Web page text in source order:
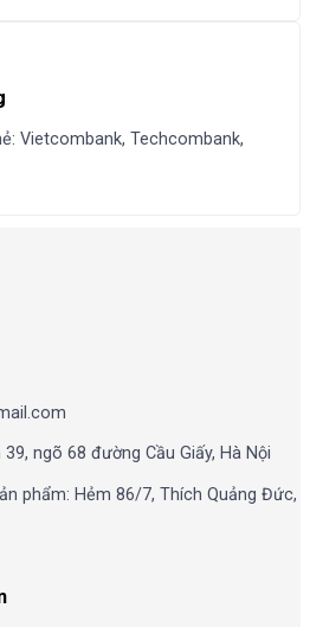
Vietcombank, Techcombank,
ngõ 68 đường Cầu Giấy, Hà Nội
phẩm: Hẻm 86/7, Thích Quảng Đức,